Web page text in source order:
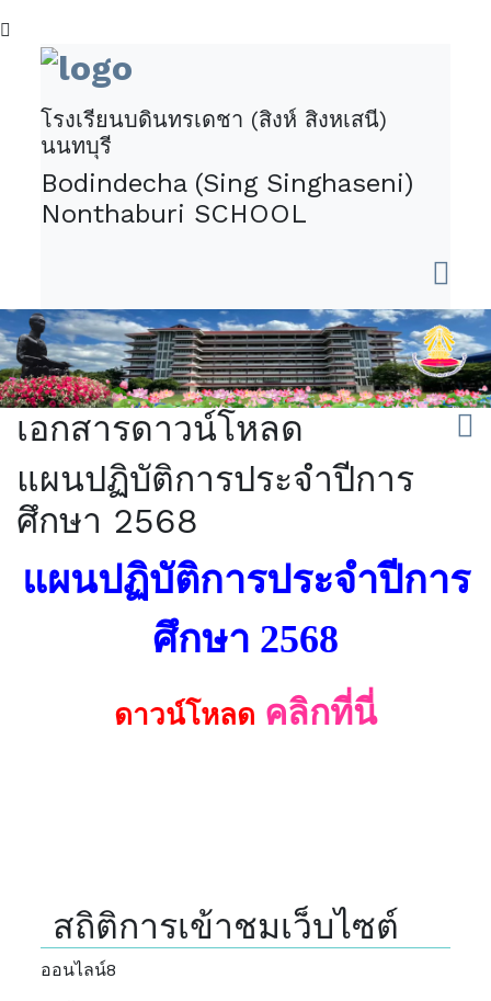
โรงเรียนบดินทรเดชา (สิงห์ สิงหเสนี)
นนทบุรี
Bodindecha (Sing Singhaseni)
Nonthaburi SCHOOL
เอกสารดาวน์โหลด
แผนปฏิบัติการประจำปีการ
ศึกษา 2568
แผนปฏิบัติการประจำปีการ
ศึกษา 2568
ดาวน์โหลด คลิกที่นี่
สถิติการเข้าชมเว็บไซต์
ออนไลน์8